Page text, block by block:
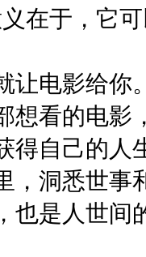
在于，它
让电影给你
想看的电影
得自己的人
，洞悉世事
也是人世间